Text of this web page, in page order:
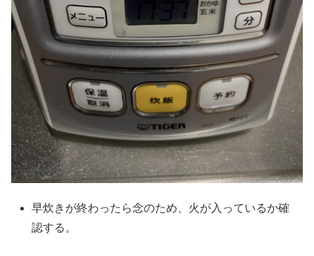
早炊きが終わったら念のため、火が入っているか確
認する。